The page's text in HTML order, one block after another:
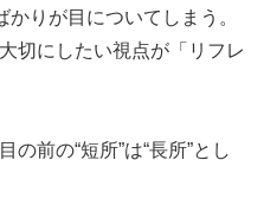
かりが目についてしまう。
切にしたい視点が「リフレ
前の“短所”は“長所”とし